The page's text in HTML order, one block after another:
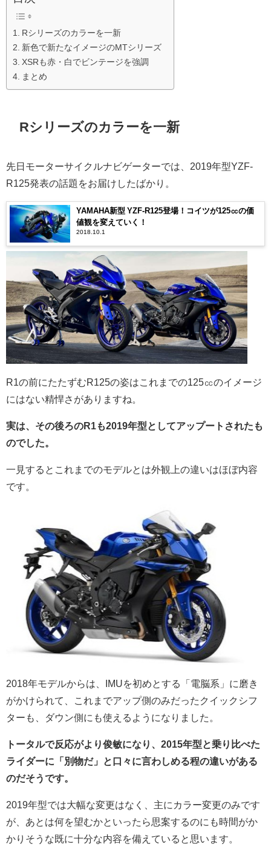
Rシリーズのカラーを一新
新色で新たなイメージのMTシリーズ
XSRも赤・白でビンテージを強調
まとめ
Rシリーズのカラーを一新
先日モーターサイクルナビゲーターでは、2019年型YZF-
R125発表の話題をお届けしたばかり。
YAMAHA新型 YZF-R125登場！コイツが125㏄の価
値観を変えていく！
2018.10.1
R1の前にたたずむR125の姿はこれまでの125㏄のイメージ
にはない精悍さがありますね。
実は、その後ろのR1も2019年型としてアップートされたも
のでした。
一見するとこれまでのモデルとは外観上の違いはほぼ内容
です。
2018年モデルからは、IMUを初めとする「電脳系」に磨き
がかけられて、
これまでアップ側のみだったクイックシフ
ターも、ダウン側にも使えるようになりました。
トータルで反応がより俊敏になり、 2015年型と乗り比べた
ライダーに「別物だ」と口々に言わしめる程の違いがある
のだそうです。
2019年型では大幅な変更はなく、主にカラー変更のみです
が、あとは何を望むかといったら思案するのにも時間がか
かりそうな既に十分な内容を備えていると思います。